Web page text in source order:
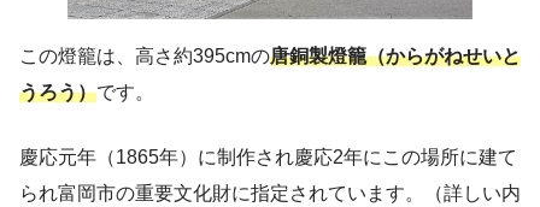
この燈籠は、高さ約395cmの唐銅製燈籠（からがねせいと
うろう）です。
慶応元年（1865年）に制作され慶応2年にこの場所に建て
られ富岡市の重要文化財に指定されています。（詳しい内